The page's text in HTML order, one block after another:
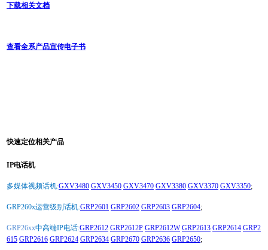
下载相关文档
查看全系产品宣传电子书
快速定位相关产品
IP电话机
多媒体视频话机:GXV3480 GXV3450 GXV3470 GXV3380 GXV3370 GXV3350;
GRP260x运营级别话机:GRP2601 GRP2602 GRP2603 GRP2604;
GRP26xx中高端IP电话:GRP2612 GRP2612P GRP2612W GRP2613 GRP2614 GRP2
615 GRP2616 GRP2624 GRP2634 GRP2670 GRP2636 GRP2650;